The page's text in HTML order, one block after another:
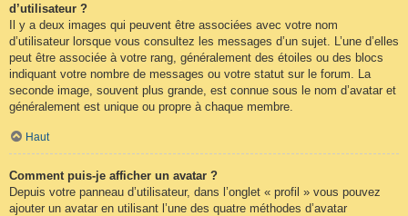
d’utilisateur ?
Il y a deux images qui peuvent être associées avec votre nom
d’utilisateur lorsque vous consultez les messages d’un sujet. L’une d’elles
peut être associée à votre rang, généralement des étoiles ou des blocs
indiquant votre nombre de messages ou votre statut sur le forum. La
seconde image, souvent plus grande, est connue sous le nom d’avatar et
généralement est unique ou propre à chaque membre.
Haut
Comment puis-je afficher un avatar ?
Depuis votre panneau d’utilisateur, dans l’onglet « profil » vous pouvez
ajouter un avatar en utilisant l’une des quatre méthodes d’avatar